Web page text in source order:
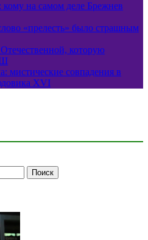
на самом деле Брежнев
«прелесть» было страшным
которую
мистические совпадения в
XVI